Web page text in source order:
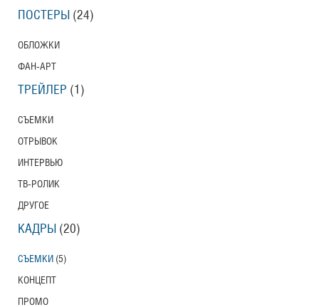
ПОСТЕРЫ (24)
ОБЛОЖКИ
ФАН-АРТ
ТРЕЙЛЕР (1)
СЪЕМКИ
ОТРЫВОК
ИНТЕРВЬЮ
ТВ-РОЛИК
ДРУГОЕ
КАДРЫ (20)
СЪЕМКИ (5)
КОНЦЕПТ
ПРОМО